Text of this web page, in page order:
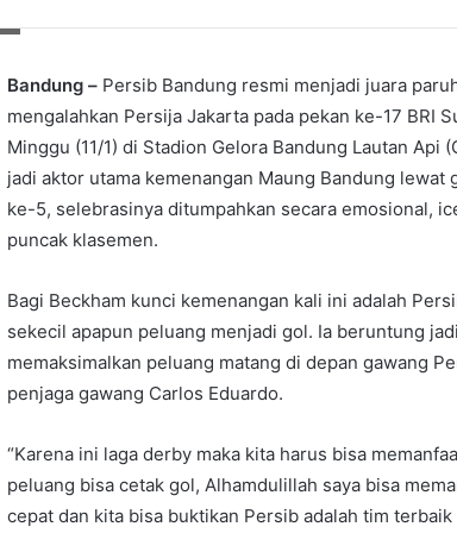
Bandung – Persib Bandung resmi menjadi juara
mengalahkan Persija Jakarta pada pekan ke-17 BRI
Minggu (11/1) di Stadion Gelora Bandung Lautan Api
jadi aktor utama kemenangan Maung Bandung lewat
ke-5, selebrasinya ditumpahkan secara emosional,
puncak klasemen.
Bagi Beckham kunci kemenangan kali ini adalah
sekecil apapun peluang menjadi gol. Ia beruntung
memaksimalkan peluang matang di depan gawang
penjaga gawang Carlos Eduardo.
“Karena ini laga derby maka kita harus bisa
peluang bisa cetak gol, Alhamdulillah saya bisa
cepat dan kita bisa buktikan Persib adalah tim terbaik